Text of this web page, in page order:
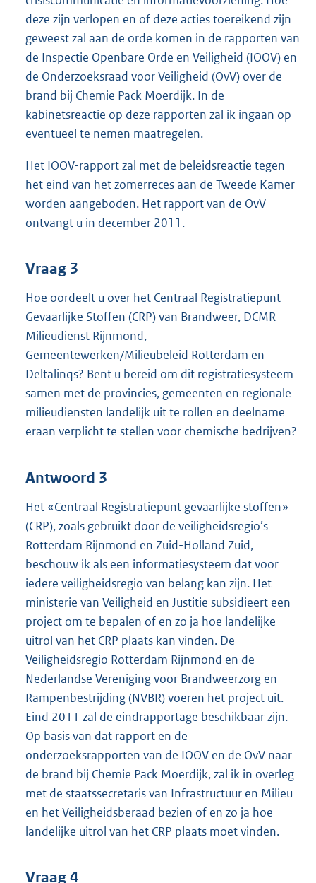
deze zijn verlopen en of deze acties toereikend zijn
geweest zal aan de orde komen in de rapporten van
de Inspectie Openbare Orde en Veiligheid (IOOV) en
de Onderzoeksraad voor Veiligheid (OvV) over de
brand bij Chemie Pack Moerdijk. In de
kabinetsreactie op deze rapporten zal ik ingaan op
eventueel te nemen maatregelen.
Het IOOV-rapport zal met de beleidsreactie tegen
het eind van het zomerreces aan de Tweede Kamer
worden aangeboden. Het rapport van de OvV
ontvangt u in december 2011.
Vraag 3
Hoe oordeelt u over het Centraal Registratiepunt
Gevaarlijke Stoffen (CRP) van Brandweer, DCMR
Milieudienst Rijnmond,
Gemeentewerken/Milieubeleid Rotterdam en
Deltalinqs? Bent u bereid om dit registratiesysteem
samen met de provincies, gemeenten en regionale
milieudiensten landelijk uit te rollen en deelname
eraan verplicht te stellen voor chemische bedrijven?
Antwoord 3
Het «Centraal Registratiepunt gevaarlijke stoffen»
(CRP), zoals gebruikt door de veiligheidsregio’s
Rotterdam Rijnmond en Zuid-Holland Zuid,
beschouw ik als een informatiesysteem dat voor
iedere veiligheidsregio van belang kan zijn. Het
ministerie van Veiligheid en Justitie subsidieert een
project om te bepalen of en zo ja hoe landelijke
uitrol van het CRP plaats kan vinden. De
Veiligheidsregio Rotterdam Rijnmond en de
Nederlandse Vereniging voor Brandweerzorg en
Rampenbestrijding (NVBR) voeren het project uit.
Eind 2011 zal de eindrapportage beschikbaar zijn.
Op basis van dat rapport en de
onderzoeksrapporten van de IOOV en de OvV naar
de brand bij Chemie Pack Moerdijk, zal ik in overleg
met de staatssecretaris van Infrastructuur en Milieu
en het Veiligheidsberaad bezien of en zo ja hoe
landelijke uitrol van het CRP plaats moet vinden.
Vraag 4